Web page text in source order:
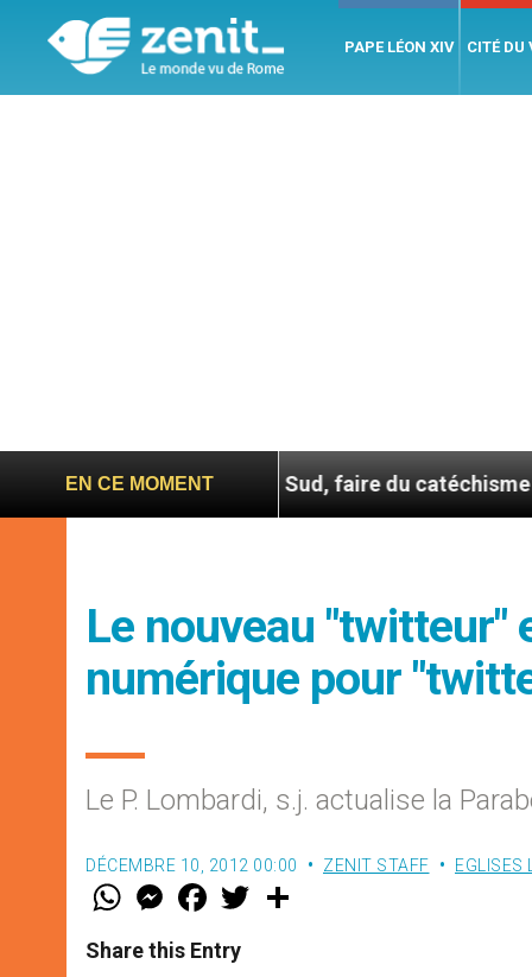
PAPE LÉON XIV CITÉ DU
EN CE MOMENT
En Corée du Sud, faire du catéchisme autrement
Le nouveau
numérique pour
Le P. Lombardi, s.j. actualise la
DÉCEMBRE 10, 2012 00:00 ZENIT STAFF EGLISES
W
t
s
M
e
s
e
F
a
e
b
w
Share this Entry